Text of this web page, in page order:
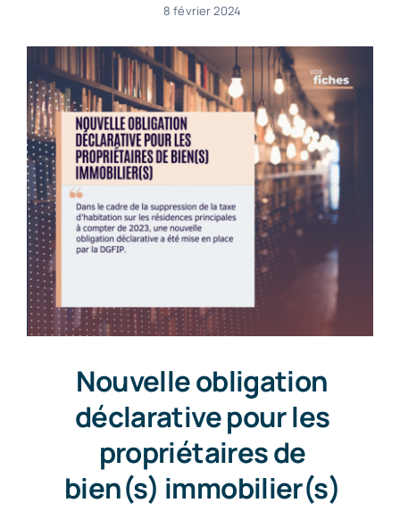
8 février 2024
Nouvelle obligation
déclarative pour les
propriétaires de
bien(s) immobilier(s)